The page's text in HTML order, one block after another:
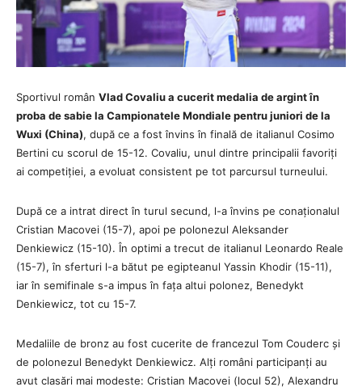
Sportivul român Vlad Covaliu a cucerit medalia de argint în
proba de sabie la Campionatele Mondiale pentru juniori de la
Wuxi (China), după ce a fost învins în finală de italianul Cosimo
Bertini cu scorul de 15-12. Covaliu, unul dintre principalii favoriți
ai competiției, a evoluat consistent pe tot parcursul turneului.
După ce a intrat direct în turul secund, l-a învins pe conaționalul
Cristian Macovei (15-7), apoi pe polonezul Aleksander
Denkiewicz (15-10). În optimi a trecut de italianul Leonardo Reale
(15-7), în sferturi l-a bătut pe egipteanul Yassin Khodir (15-11),
iar în semifinale s-a impus în fața altui polonez, Benedykt
Denkiewicz, tot cu 15-7.
Medaliile de bronz au fost cucerite de francezul Tom Couderc și
de polonezul Benedykt Denkiewicz. Alți români participanți au
avut clasări mai modeste: Cristian Macovei (locul 52), Alexandru